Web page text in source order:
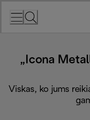
„Icona
Viskas, ko jums